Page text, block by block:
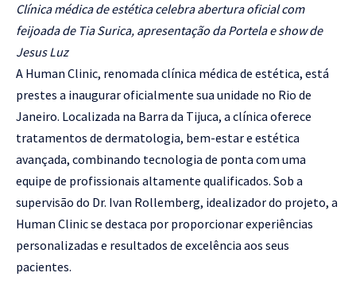
Clínica médica de estética celebra abertura oficial com
feijoada de Tia Surica, apresentação da Portela e show de
Jesus Luz
A Human Clinic, renomada clínica médica de estética, está
prestes a inaugurar oficialmente sua unidade no Rio de
Janeiro. Localizada na Barra da Tijuca, a clínica oferece
tratamentos de dermatologia, bem-estar e estética
avançada, combinando tecnologia de ponta com uma
equipe de profissionais altamente qualificados. Sob a
supervisão do Dr. Ivan Rollemberg, idealizador do projeto, a
Human Clinic se destaca por proporcionar experiências
personalizadas e resultados de excelência aos seus
pacientes.